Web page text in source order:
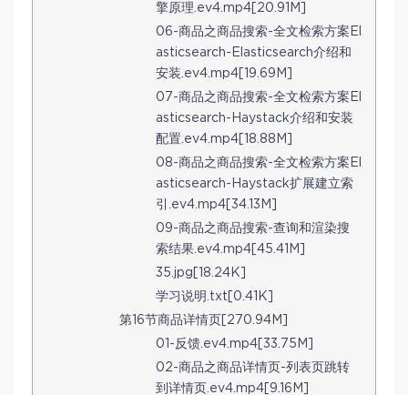
擎原理.ev4.mp4[20.91M]
06-商品之商品搜索-全文检索方案El
asticsearch-Elasticsearch介绍和
安装.ev4.mp4[19.69M]
07-商品之商品搜索-全文检索方案El
asticsearch-Haystack介绍和安装
配置.ev4.mp4[18.88M]
08-商品之商品搜索-全文检索方案El
asticsearch-Haystack扩展建立索
引.ev4.mp4[34.13M]
09-商品之商品搜索-查询和渲染搜
索结果.ev4.mp4[45.41M]
35.jpg[18.24K]
学习说明.txt[0.41K]
第16节商品详情页[270.94M]
01-反馈.ev4.mp4[33.75M]
02-商品之商品详情页-列表页跳转
到详情页.ev4.mp4[9.16M]